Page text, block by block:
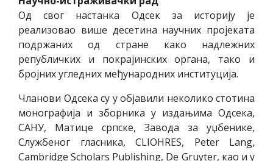
Од свог настанка Одсек за историју је
реализовао више десетина научних пројеката
подржаних од стране како надлежних
републичких и покрајинских органа, тако и
бројних угледних међународних институција.
Чланови Одсека су у објавили неколико стотина
монографија и зборника у издањима Одсека,
САНУ, Матице српске, Завода за уџбенике,
Службеног гласника, CLIOHRES, Peter Lang,
Cambridge Scholars Publishing, De Gruyter, као и у